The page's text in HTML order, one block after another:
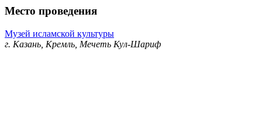
Место проведения
Музей исламской культуры
г. Казань, Кремль, Мечеть Кул-Шариф